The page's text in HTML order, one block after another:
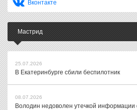
Вконтакте
Мастрид
25.07.2026
В Екатеринбурге сбили беспилотник
08.07.2026
Володин недоволен утечкой